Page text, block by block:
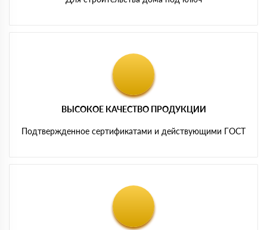
ВЫСОКОЕ КАЧЕСТВО ПРОДУКЦИИ
Подтвержденное сертификатами и действующими ГОСТ